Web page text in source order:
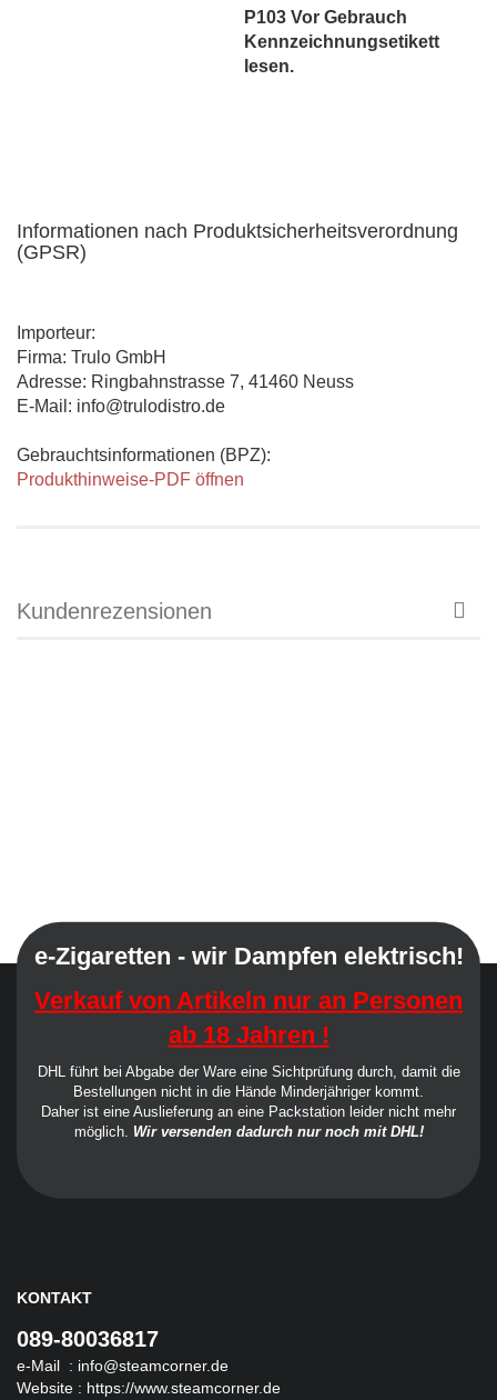
P103 Vor Gebrauch
Kennzeichnungsetikett
lesen.
Informationen nach Produktsicherheitsverordnung
(GPSR)
Importeur:
Firma: Trulo GmbH
Adresse: Ringbahnstrasse 7, 41460 Neuss
E-Mail: info@trulodistro.de
Gebrauchtsinformationen (BPZ):
Produkthinweise-PDF öffnen
Kundenrezensionen
e-Zigaretten - wir Dampfen elektrisch!
Verkauf von Artikeln nur an Personen
ab 18 Jahren !
DHL führt bei Abgabe der Ware eine Sichtprüfung durch, damit die
Bestellungen nicht in die Hände Minderjähriger kommt.
Daher ist eine Auslieferung an eine Packstation leider nicht mehr
möglich. Wir versenden dadurch nur noch mit DHL!
KONTAKT
089-80036817
e-Mail : info@steamcorner.de
Website : https://www.steamcorner.de